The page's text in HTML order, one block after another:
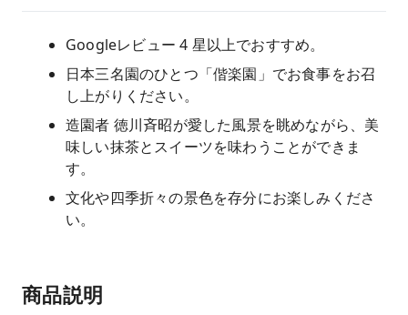
Googleレビュー 4 星以上でおすすめ。
日本三名園のひとつ「偕楽園」でお食事をお召
し上がりください。
造園者 徳川斉昭が愛した風景を眺めながら、美
味しい抹茶とスイーツを味わうことができま
す。
文化や四季折々の景色を存分にお楽しみくださ
い。
商品説明